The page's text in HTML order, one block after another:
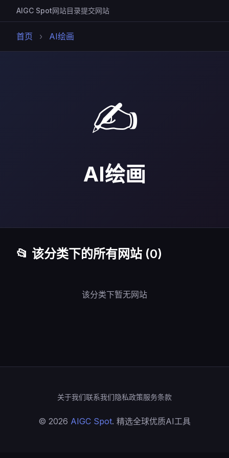
AIGC Spot网站目录提交网站
首页 › AI绘画
✍️
AI绘画
📂 该分类下的所有网站 (0)
该分类下暂无网站
关于我们联系我们隐私政策服务条款
© 2026 AIGC Spot. 精选全球优质AI工具